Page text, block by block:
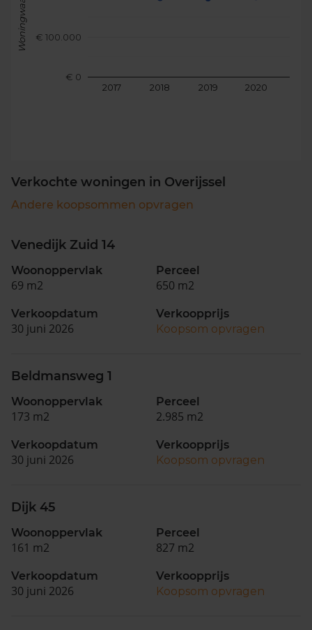
2017 2018 2019 2020
€ 0
€ 100.000
Woningwaarde
Verkochte woningen in Overijssel
Andere koopsommen opvragen
Venedijk Zuid 14
Woonoppervlak
69 m2
Perceel
650 m2
Verkoopdatum
30 juni 2026
Verkoopprijs
Koopsom opvragen
Beldmansweg 1
Woonoppervlak
173 m2
Perceel
2.985 m2
Verkoopdatum
30 juni 2026
Verkoopprijs
Koopsom opvragen
Dijk 45
Woonoppervlak
161 m2
Perceel
827 m2
Verkoopdatum
30 juni 2026
Verkoopprijs
Koopsom opvragen